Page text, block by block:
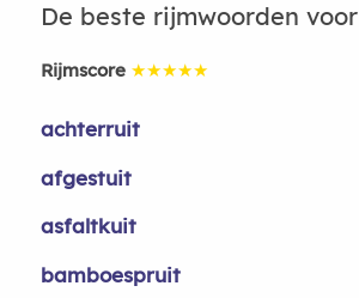
De beste rijmwoorden voor
Rijmscore ★★★★★
achterruit
afgestuit
asfaltkuit
bamboespruit